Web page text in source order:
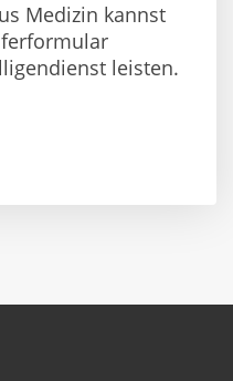
Medizin kannst
leisten.